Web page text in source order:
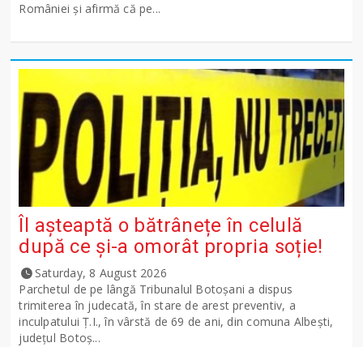
României și afirmă că pe...
Îl așteaptă o bătrânețe în celulă
după ce și-a omorât propria soție!
Saturday, 8 August 2026
Parchetul de pe lângă Tribunalul Botoşani a dispus
trimiterea în judecată, în stare de arest preventiv, a
inculpatului Ț.I., în vârstă de 69 de ani, din comuna Albești,
județul Botoș...